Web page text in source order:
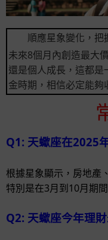
順應星象變化，把
未來8個月內創造最大
還是個人成長，這都
金時期，相信必定能夠
Q1: 天蠍座在2025
根據星象顯示，房地產
特別是在3月到10月期
Q2: 天蠍座今年理